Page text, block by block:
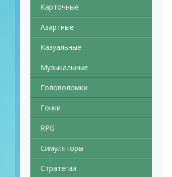
Карточные
Азартные
Казуальные
Музыкальные
Головоломки
Гонки
RPG
Симуляторы
Стратегии